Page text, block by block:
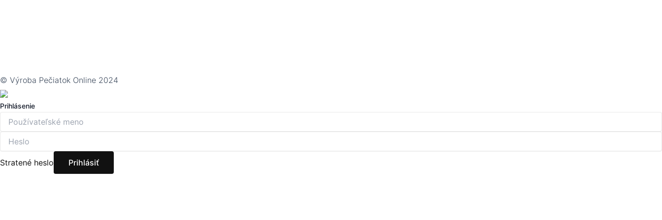
© Výroba Pečiatok Online 2024
Prihlásenie
Stratené heslo